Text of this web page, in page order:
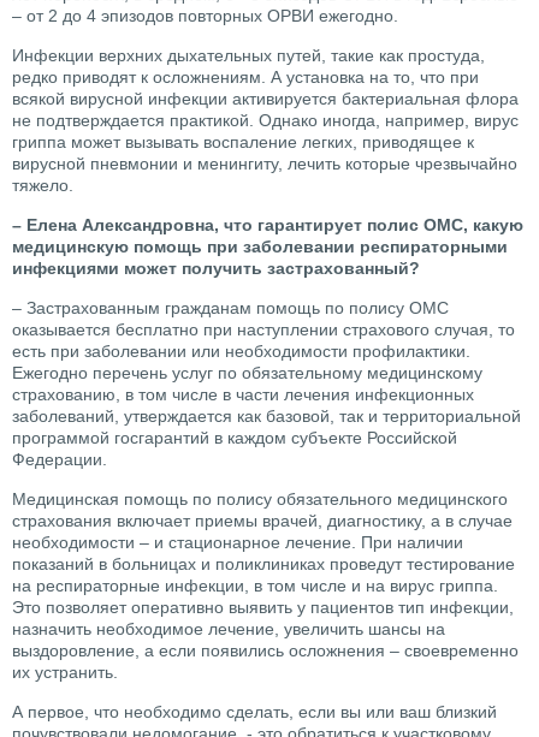
– от 2 до 4 эпизодов повторных ОРВИ ежегодно.
Инфекции верхних дыхательных путей, такие как простуда,
редко приводят к осложнениям. А установка на то, что при
всякой вирусной инфекции активируется бактериальная флора
не подтверждается практикой. Однако иногда, например, вирус
гриппа может вызывать воспаление легких, приводящее к
вирусной пневмонии и менингиту, лечить которые чрезвычайно
тяжело.
– Елена Александровна, что гарантирует полис ОМС, какую
медицинскую помощь при заболевании респираторными
инфекциями может получить застрахованный?
– Застрахованным гражданам помощь по полису ОМС
оказывается бесплатно при наступлении страхового случая, то
есть при заболевании или необходимости профилактики.
Ежегодно перечень услуг по обязательному медицинскому
страхованию, в том числе в части лечения инфекционных
заболеваний, утверждается как базовой, так и территориальной
программой госгарантий в каждом субъекте Российской
Федерации.
Медицинская помощь по полису обязательного медицинского
страхования включает приемы врачей, диагностику, а в случае
необходимости – и стационарное лечение. При наличии
показаний в больницах и поликлиниках проведут тестирование
на респираторные инфекции, в том числе и на вирус гриппа.
Это позволяет оперативно выявить у пациентов тип инфекции,
назначить необходимое лечение, увеличить шансы на
выздоровление, а если появились осложнения – своевременно
их устранить.
А первое, что необходимо сделать, если вы или ваш близкий
почувствовали недомогание, - это обратиться к участковому